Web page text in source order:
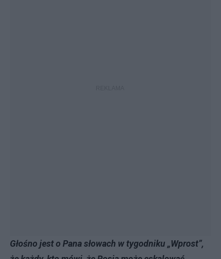
Głośno jest o Pana słowach w tygodniku „Wprost”,